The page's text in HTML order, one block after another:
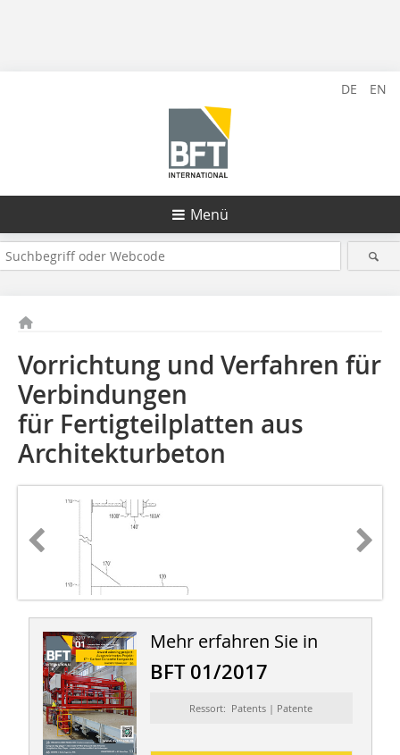
DE EN
Menü
Vorrichtung und Verfahren für
Verbindungen
für Fertigteilplatten aus
Architekturbeton
Mehr erfahren Sie in
BFT 01/2017
Ressort: Patents | Patente